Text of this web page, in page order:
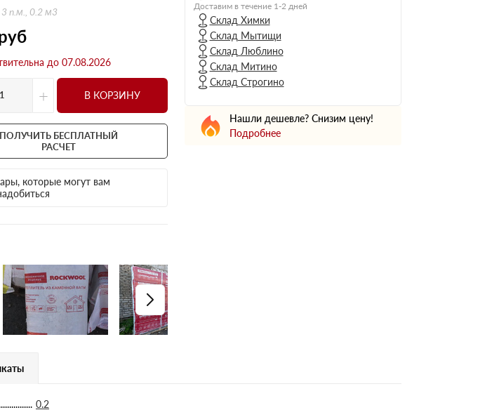
50 мм
50 мм
100 мм
150 мм
Д Оптима
В Оптима
Д Стандарт
Н Экстра
Для стен
3 п.м., 0.2 м3
до 07.08.2026
+ В КОРЗИНУ
ПОЛУЧИТЬ БЕСПЛАТНЫЙ
РАСЧЕТ
которые могут вам
Доставим в течение 1-2 дней
Склад Химки
Склад Мытищи
Склад Люблино
Склад Митино
Склад Строгино
Нашли дешевле? Снизим цену!
Подробнее
0.2